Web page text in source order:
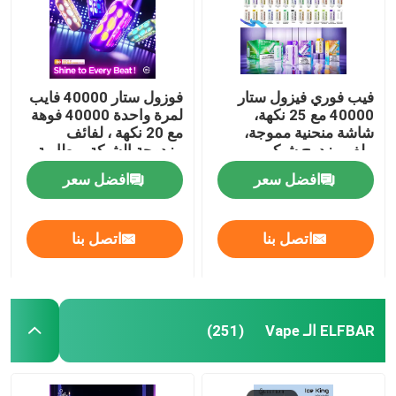
المنتجات
أشرطة فيديو
فيب فوري فيزول ستار
40000 مع 25 نكهة،
شاشة منحنية مموجة،
ملف مزدوج شبكي،
بطارية قابلة لإعادة
الشحن 1000 مللي أمبير افضل سعر
اتصل بنا
فوزول ستار 40000 فايب
لمرة واحدة 40000 فوهة
مع 20 نكهة ، لفائف
مزدوجة الشبكة ، بطارية
قابلة لإعادة الشحن
1000mAh
افضل سعر
اتصل بنا
ELFBAR الـ Vape (251)